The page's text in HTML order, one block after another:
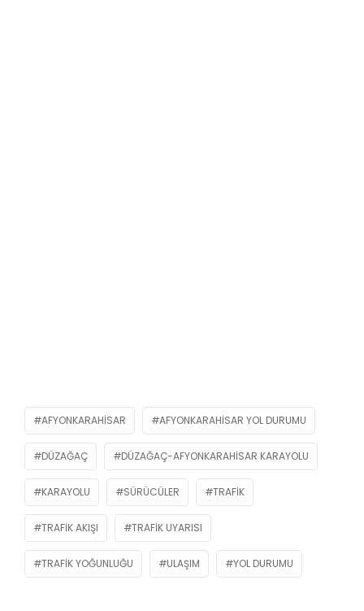
AFYONKARAHISAR AFYONKARAHISAR YOL DURUMU
DÜZAĞAÇ DÜZAĞAÇ-AFYONKARAHISAR KARAYOLU
KARAYOLU SÜRÜCÜLER TRAFIK
TRAFIK AKIŞI TRAFIK UYARISI
TRAFIK YOĞUNLUĞU ULAŞIM YOL DURUMU